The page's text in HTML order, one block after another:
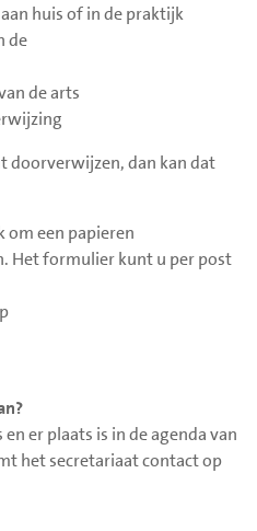
huis of in de praktijk
de
de arts
doorverwijzen, dan kan dat
om een papieren
Het formulier kunt u per post
er plaats is in de agenda van
het secretariaat contact op